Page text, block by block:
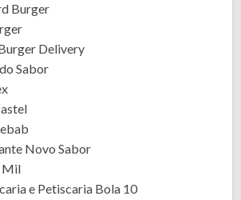
Burger
Delivery
Sabor
Novo Sabor
Mil
e Petiscaria Bola 10